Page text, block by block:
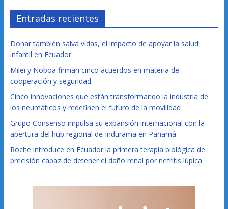
Entradas recientes
Donar también salva vidas, el impacto de apoyar la salud
infantil en Ecuador
Milei y Noboa firman cinco acuerdos en materia de
cooperación y seguridad.
Cinco innovaciones que están transformando la industria de
los neumáticos y redefinen el futuro de la movilidad
Grupo Consenso impulsa su expansión internacional con la
apertura del hub regional de Indurama en Panamá
Roche introduce en Ecuador la primera terapia biológica de
precisión capaz de detener el daño renal por nefritis lúpica